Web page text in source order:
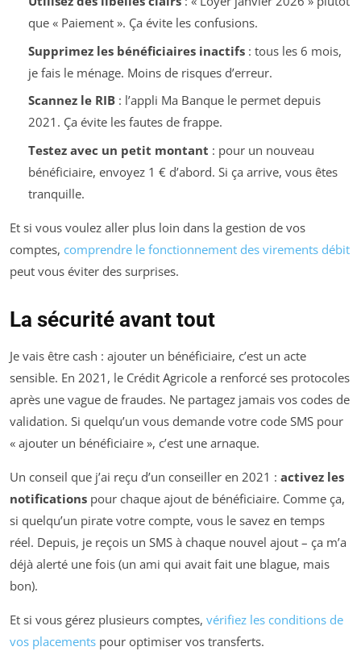
que « Paiement ». Ça évite les confusions.
Supprimez les bénéficiaires inactifs: tous les 6 mois,
je fais le ménage. Moins de risques d’erreur.
Scannez le RIB: l’appli Ma Banque le permet depuis
2021. Ça évite les fautes de frappe.
Testez avec un petit montant : pour un nouveau
bénéficiaire, envoyez 1 € d’abord. Si ça arrive, vous êtes
tranquille.
Et si vous voulez aller plus loin dans la gestion de vos
comptes, comprendre le fonctionnement des virements débit
peut vous éviter des surprises.
La sécurité avant tout
Je vais être cash : ajouter un bénéficiaire, c’est un acte
sensible. En 2021, le Crédit Agricole a renforcé ses protocoles
après une vague de fraudes. Ne partagez jamais vos codes de
validation. Si quelqu’un vous demande votre code SMS pour
« ajouter un bénéficiaire », c’est une arnaque.
Un conseil que j’ai reçu d’un conseiller en 2021 : activez les
notifications pour chaque ajout de bénéficiaire. Comme ça,
si quelqu’un pirate votre compte, vous le savez en temps
réel. Depuis, je reçois un SMS à chaque nouvel ajout – ça m’a
déjà alerté une fois (un ami qui avait fait une blague, mais
bon).
Et si vous gérez plusieurs comptes, vérifiez les conditions de
vos placements pour optimiser vos transferts.